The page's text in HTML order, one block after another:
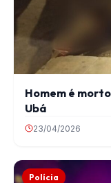
Homem é
Ubá
23/04/2026
Polícia